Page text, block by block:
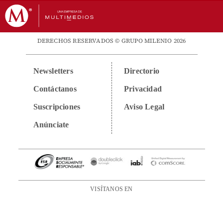
DERECHOS RESERVADOS © GRUPO MILENIO 2026
Newsletters
Contáctanos
Suscripciones
Anúnciate
Directorio
Privacidad
Aviso Legal
VISÍTANOS EN